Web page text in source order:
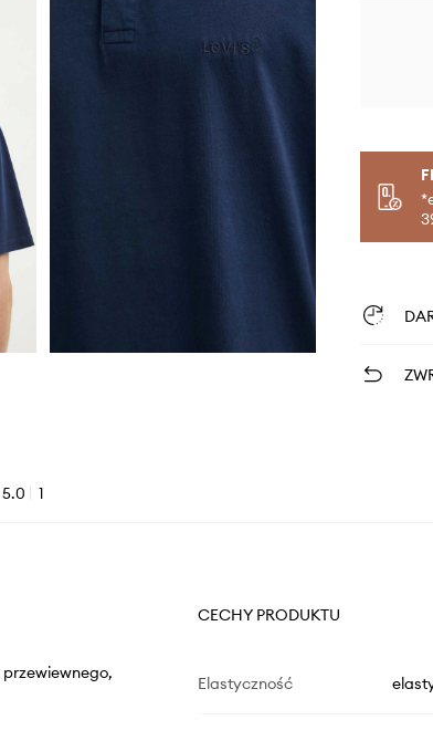
5.0 1
CECHY PRODUKTU
Elastyczność